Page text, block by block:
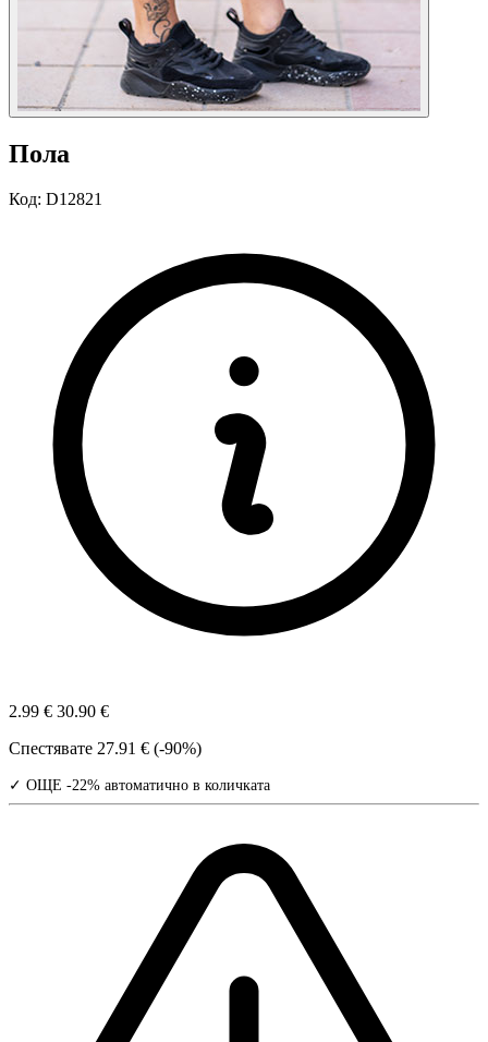
Пола
Код: D12821
2.99 € 30.90 €
Спестявате 27.91 € (-90%)
✓ ОЩЕ -22% автоматично в количката